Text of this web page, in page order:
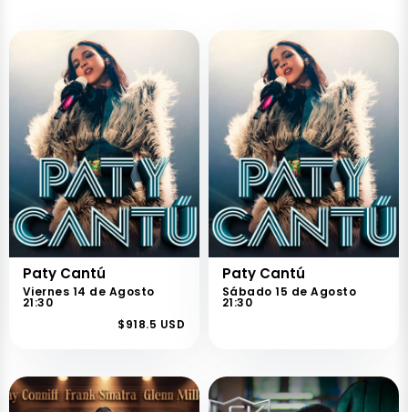
Paty Cantú
Viernes 14 de Agosto
21:30
$918.5 USD
Paty Cantú
Sábado 15 de Agosto
21:30